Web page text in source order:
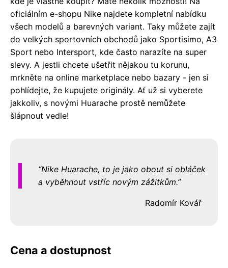
oficiálním e-shopu Nike najdete kompletní nabídku
všech modelů a barevných variant. Taky můžete zajít
do velkých sportovních obchodů jako Sportisimo, A3
Sport nebo Intersport, kde často narazíte na super
slevy. A jestli chcete ušetřit nějakou tu korunu,
mrkněte na online marketplace nebo bazary - jen si
pohlídejte, že kupujete originály. Ať už si vyberete
jakkoliv, s novými Huarache prostě nemůžete
šlápnout vedle!
Nike Huarache, to je jako obout si obláček
a vyběhnout vstříc novým zážitkům.
Radomír Kovář
Cena a dostupnost